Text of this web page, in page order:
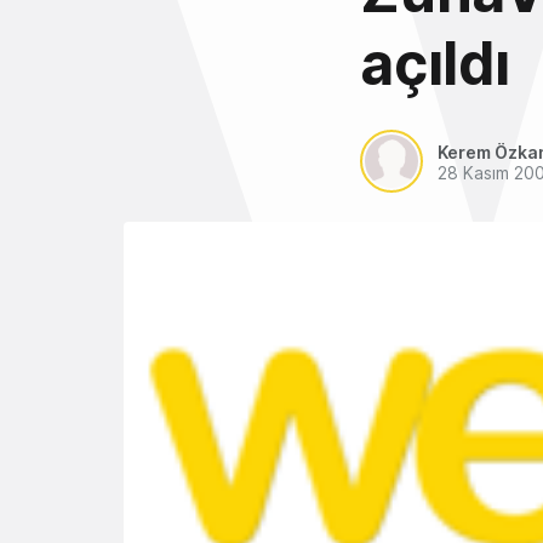
açıldı
Kerem
28 Kasım